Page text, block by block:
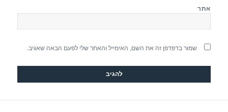
אתר
שמור בדפדפן זה את השם, האימייל והאתר שלי לפעם הבאה שאגיב.